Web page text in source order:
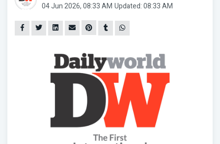
04 Jun 2026, 08:33 AM Updated: 08:33 AM